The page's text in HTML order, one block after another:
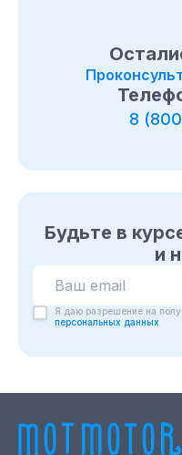
8
Будьте в
и
Я даю разрешение на
персональных данных